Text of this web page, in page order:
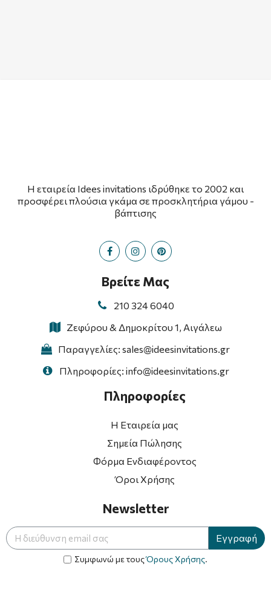
Η εταιρεία Idees invitations ιδρύθηκε το 2002 και
προσφέρει πλούσια γκάμα σε προσκλητήρια γάμου -
βάπτισης
Βρείτε Μας
210 324 6040
Ζεφύρου & Δημοκρίτου 1, Αιγάλεω
Παραγγελίες: sales@ideesinvitations.gr
Πληροφορίες: info@ideesinvitations.gr
Πληροφορίες
Η Εταιρεία μας
Σημεία Πώλησης
Φόρμα Ενδιαφέροντος
Όροι Χρήσης
Newsletter
Εγγραφή
Συμφωνώ με τουςΌρους Χρήσης.